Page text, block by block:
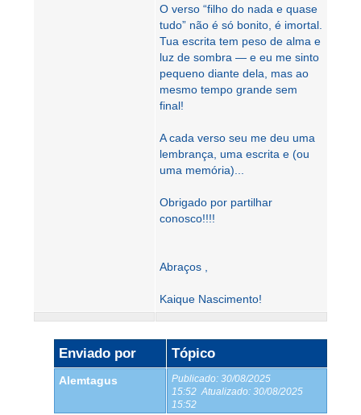
O verso “filho do nada e quase
tudo” não é só bonito, é imortal.
Tua escrita tem peso de alma e
luz de sombra — e eu me sinto
pequeno diante dela, mas ao
mesmo tempo grande sem
final!
A cada verso seu me deu uma
lembrança, uma escrita e (ou
uma memória)...
Obrigado por partilhar
conosco!!!!
Abraços ,
Kaique Nascimento!
Enviado por Tópico
Alemtagus Publicado: 30/08/2025
15:52 Atualizado: 30/08/2025
15:52